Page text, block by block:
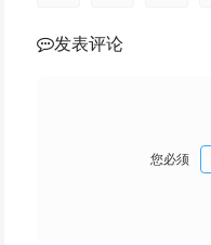
发表评论
您必须